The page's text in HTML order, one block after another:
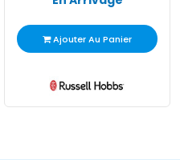
Ajouter Au Panier